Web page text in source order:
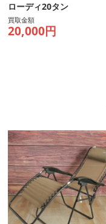
ローディ20タン
買取金額
20,000円